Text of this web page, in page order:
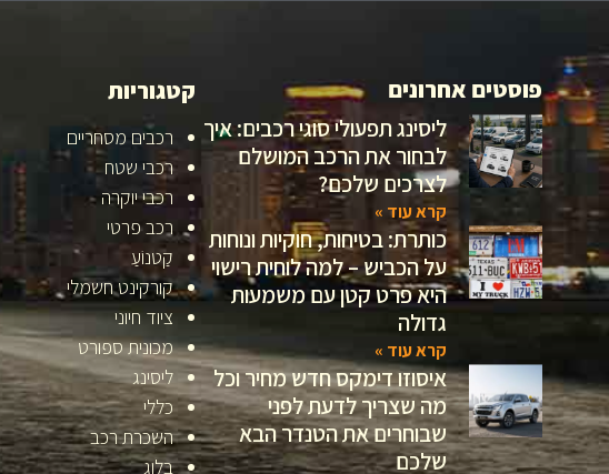
פוסטים אחרונים
ליסינג תפעולי סוגי רכבים: איך
לבחור את הרכב המושלם
לצרכים שלכם?
קרא עוד »
כותרת: בטיחות, חוקיות ונוחות
על הכביש – למה לוחית רישוי
היא פרט קטן עם משמעות
גדולה
קרא עוד »
איסוזו דימקס חדש מחיר וכל
מה שצריך לדעת לפני
שבוחרים את הטנדר הבא
שלכם
קטגוריות
רכבים מסחריים
רכבי שטח
רכבי יוקרה
רכב פרטי
קַטנוֹעַ
קורקינט חשמלי
ציוד חיוני
מכונית ספורט
ליסינג
כללי
השכרת רכב
בלוג